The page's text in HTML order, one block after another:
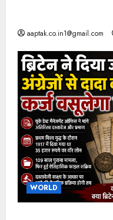
aaptak.co.in1@gmail.com
WORLD